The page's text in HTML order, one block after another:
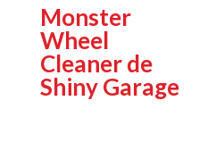
Monster
Wheel
Cleaner de
Shiny Garage